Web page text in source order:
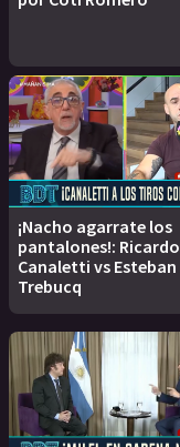
¡Nacho agarrate los
pantalones!: Ricardo
Canaletti vs Esteban
Trebucq